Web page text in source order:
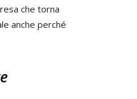
che torna
anche perché